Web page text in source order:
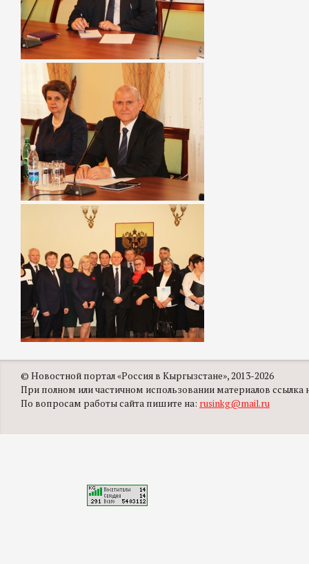
© Новостной портал «Россия в Кыргызстане», 2013-2026
При полном или частичном использовании материалов ссылка
По вопросам работы сайта пишите на: rusinkg@mail.ru